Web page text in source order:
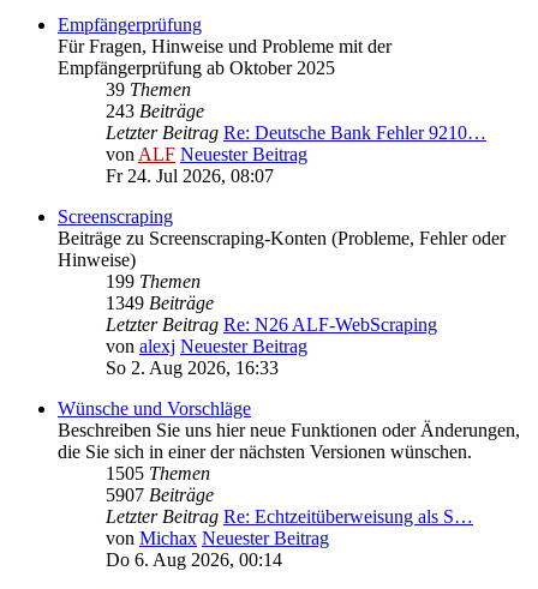
Empfängerprüfung
Für Fragen, Hinweise und Probleme mit der
Empfängerprüfung ab Oktober 2025
39 Themen
243 Beiträge
Letzter Beitrag Re: Deutsche Bank Fehler 9210…
vonALF Neuester Beitrag
Fr 24. Jul 2026, 08:07
Screenscraping
Beiträge zu Screenscraping-Konten (Probleme, Fehler oder
Hinweise)
199 Themen
1349 Beiträge
Letzter Beitrag Re: N26 ALF-WebScraping
von alexj Neuester Beitrag
So 2. Aug 2026, 16:33
Wünsche und Vorschläge
Beschreiben Sie uns hier neue Funktionen oder Änderungen,
die Sie sich in einer der nächsten Versionen wünschen.
1505 Themen
5907 Beiträge
Letzter Beitrag Re: Echtzeitüberweisung als S…
von Michax Neuester Beitrag
Do 6. Aug 2026, 00:14